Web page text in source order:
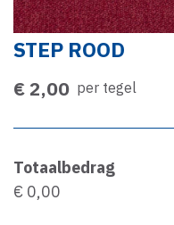
STEP ROOD
€ 2,00 per tegel
Totaalbedrag
€ 0,00